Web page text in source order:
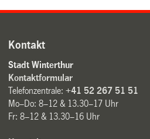
Kontakt
Stadt Winterthur
Kontaktformular
Telefonzentrale:+41 52 267 51 51
Mo–Do: 8–12 & 13.30–17 Uhr
Fr: 8–12 & 13.30–16 Uhr